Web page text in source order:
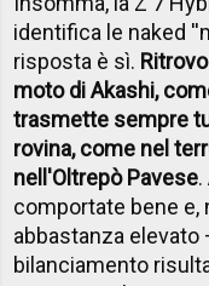
identifica le naked
risposta è sì.
moto di Akashi,
trasmette sempre
rovina, come nel
nell'Oltrepò Pavese
comportate bene e,
abbastanza elevato
bilanciamento